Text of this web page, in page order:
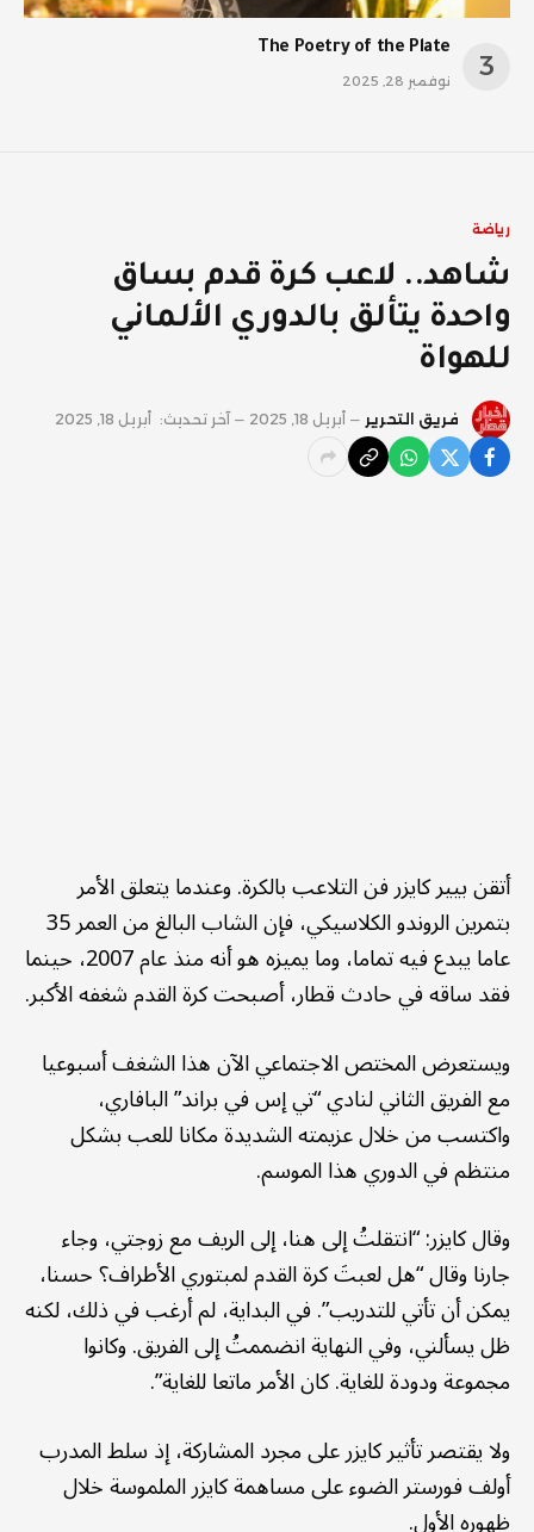
The Poetry of the Plate
نوفمبر 28, 2025
رياضة
شاهد.. لاعب كرة قدم بساق
واحدة يتألق بالدوري الألماني
للهواة
فريق التحرير أبريل 18, 2025 آخر تحديث: أبريل 18, 2025
أتقن بيير كايزر فن التلاعب بالكرة. وعندما يتعلق الأمر
بتمرين الروندو الكلاسيكي، فإن الشاب البالغ من العمر 35
عاما يبدع فيه تماما، وما يميزه هو أنه منذ عام 2007، حينما
فقد ساقه في حادث قطار، أصبحت كرة القدم شغفه الأكبر.
ويستعرض المختص الاجتماعي الآن هذا الشغف أسبوعيا
مع الفريق الثاني لنادي “تي إس في براند” البافاري،
واكتسب من خلال عزيمته الشديدة مكانا للعب بشكل
منتظم في الدوري هذا الموسم.
وقال كايزر: “انتقلتُ إلى هنا، إلى الريف مع زوجتي، وجاء
جارنا وقال “هل لعبتَ كرة القدم لمبتوري الأطراف؟ حسنا،
يمكن أن تأتي للتدريب”. في البداية، لم أرغب في ذلك، لكنه
ظل يسألني، وفي النهاية انضممتُ إلى الفريق. وكانوا
مجموعة ودودة للغاية. كان الأمر ماتعا للغاية”.
ولا يقتصر تأثير كايزر على مجرد المشاركة، إذ سلط المدرب
أولف فورستر الضوء على مساهمة كايزر الملموسة خلال
ظهوره الأول.